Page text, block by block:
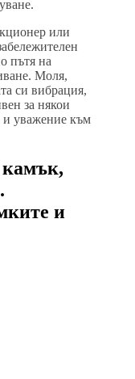
или
пътя на
Моля,
си вибрация,
за някои
и уважение към
и